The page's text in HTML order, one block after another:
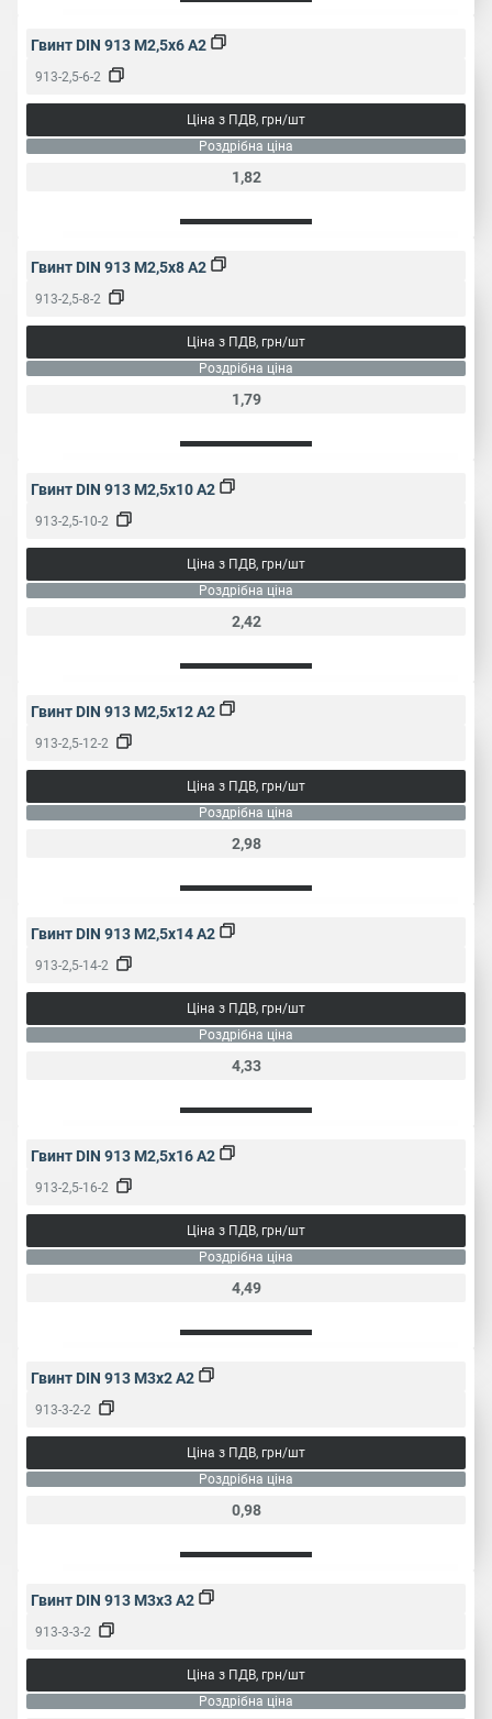
Гвинт DIN 913 M2,5x6 A2
913-2,5-6-2
Ціна з ПДВ, грн/шт
Роздрібна ціна
1,82
Гвинт DIN 913 M2,5x8 A2
913-2,5-8-2
Ціна з ПДВ, грн/шт
Роздрібна ціна
1,79
Гвинт DIN 913 M2,5x10 A2
913-2,5-10-2
Ціна з ПДВ, грн/шт
Роздрібна ціна
2,42
Гвинт DIN 913 M2,5x12 A2
913-2,5-12-2
Ціна з ПДВ, грн/шт
Роздрібна ціна
2,98
Гвинт DIN 913 M2,5x14 A2
913-2,5-14-2
Ціна з ПДВ, грн/шт
Роздрібна ціна
4,33
Гвинт DIN 913 M2,5x16 A2
913-2,5-16-2
Ціна з ПДВ, грн/шт
Роздрібна ціна
4,49
Гвинт DIN 913 M3x2 A2
913-3-2-2
Ціна з ПДВ, грн/шт
Роздрібна ціна
0,98
Гвинт DIN 913 M3x3 A2
913-3-3-2
Ціна з ПДВ, грн/шт
Роздрібна ціна